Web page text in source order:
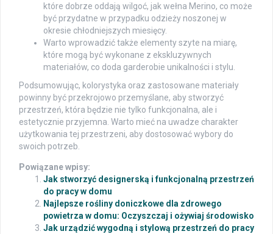
które dobrze oddają wilgoć, jak wełna Merino, co może
być przydatne w przypadku odzieży noszonej w
okresie chłodniejszych miesięcy.
Warto wprowadzić także elementy szyte na miarę,
które mogą być wykonane z ekskluzywnych
materiałów, co doda garderobie unikalności i stylu.
Podsumowując, kolorystyka oraz zastosowane materiały
powinny być przekrojowo przemyślane, aby stworzyć
przestrzeń, która będzie nie tylko funkcjonalna, ale i
estetycznie przyjemna. Warto mieć na uwadze charakter
użytkowania tej przestrzeni, aby dostosować wybory do
swoich potrzeb.
Powiązane wpisy:
Jak stworzyć designerską i funkcjonalną przestrzeń
do pracy w domu
Najlepsze rośliny doniczkowe dla zdrowego
powietrza w domu: Oczyszczaj i ożywiaj środowisko
Jak urządzić wygodną i stylową przestrzeń do pracy